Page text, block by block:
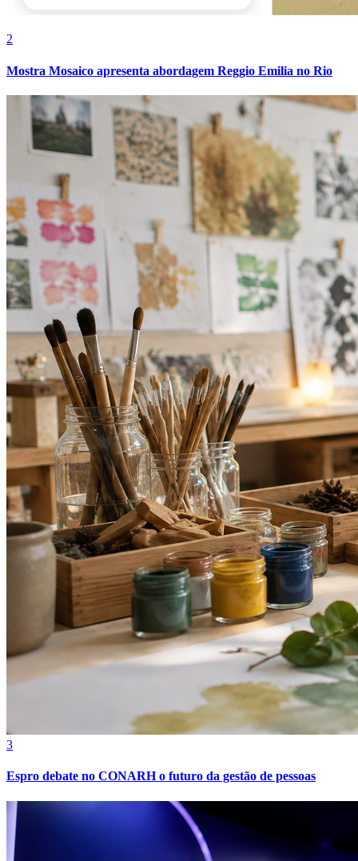
Botafogo
Grêmio
2
Mostra Mosaico apresenta abordagem Reggio Emilia no Rio
3
Espro debate no CONARH o futuro da gestão de pessoas